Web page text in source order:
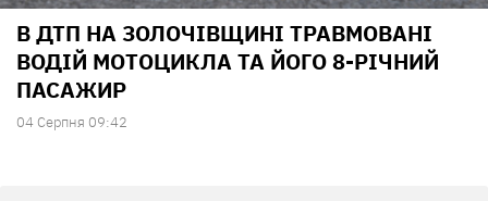
В ДТП НА ЗОЛОЧІВЩИНІ ТРАВМОВАНІ
ВОДІЙ МОТОЦИКЛА ТА ЙОГО 8-РІЧНИЙ
ПАСАЖИР
04 Серпня 09:42